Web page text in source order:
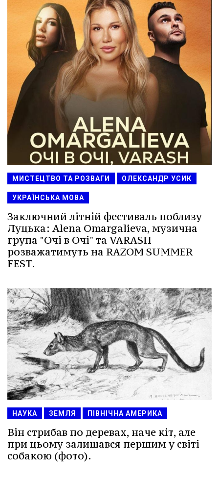
МИСТЕЦТВО ТА РОЗВАГИ ОЛЕКСАНДР УСИК
УКРАЇНСЬКА МОВА
Заключний літній фестиваль поблизу
Луцька: Alena Omargalieva, музична
група "Очі в Очі" та VARASH
розважатимуть на RAZOM SUMMER
FEST.
НАУКА ЗЕМЛЯ ПІВНІЧНА АМЕРИКА
Він стрибав по деревах, наче кіт, але
при цьому залишався першим у світі
собакою (фото).